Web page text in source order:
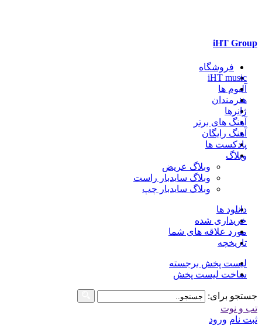
iHT Group
فروشگاه
iHT music
آلبوم ها
هنرمندان
ژانرها
آهنگ های برتر
آهنگ رایگان
پادکست ها
وبلاگ
وبلاگ عریض
وبلاگ سایدبار راست
وبلاگ سایدبار چپ
دانلود ها
خریداری شده
مورد علاقه های شما
تاریخچه
لیست پخش برجسته
ساخت لیست پخش
جستجو برای:
تب و نوت
ثبت نام ورود